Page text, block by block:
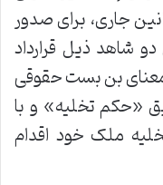
جاری، برای صدور
شاهد ذیل قرارداد
معنای بن بست حقوقی
«حکم تخلیه» و با
ملک خود اقدام